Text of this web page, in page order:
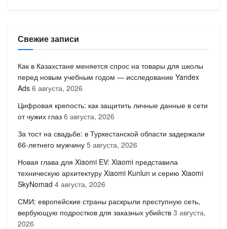
Свежие записи
Как в Казахстане меняется спрос на товары для школы
перед новым учебным годом — исследование Yandex
Ads 6 августа, 2026
Цифровая крепость: как защитить личные данные в сети
от чужих глаз 6 августа, 2026
За тост на свадьбе: в Туркестанской области задержали
66-летнего мужчину 5 августа, 2026
Новая глава для Xiaomi EV: Xiaomi представила
техническую архитектуру Xiaomi Kunlun и серию Xiaomi
SkyNomad 4 августа, 2026
СМИ: европейские страны раскрыли преступную сеть,
вербующую подростков для заказных убийств 3 августа,
2026